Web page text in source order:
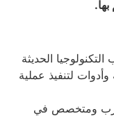
بها.
الحديثة
لتنفيذ عملية
ومتخصص في